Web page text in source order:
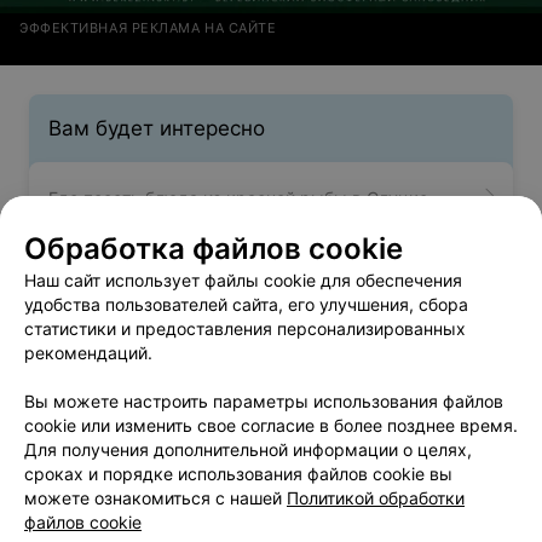
ЭФФЕКТИВНАЯ РЕКЛАМА НА САЙТЕ
Вам будет интересно
Где поесть блюда из красной рыбы в Слуцке
Где поесть пиццу в Слуцке
Где выпить фреши в Слуцке
Добавить компанию
Обработка файлов cookie
Наш сайт использует файлы cookie для обеспечения
удобства пользователей сайта, его улучшения, сбора
статистики и предоставления персонализированных
рекомендаций.
Вы можете настроить параметры использования файлов
cookie или изменить свое согласие в более позднее время.
Для получения дополнительной информации о целях,
сроках и порядке использования файлов cookie вы
можете ознакомиться с нашей Политикой обработки
файлов cookie